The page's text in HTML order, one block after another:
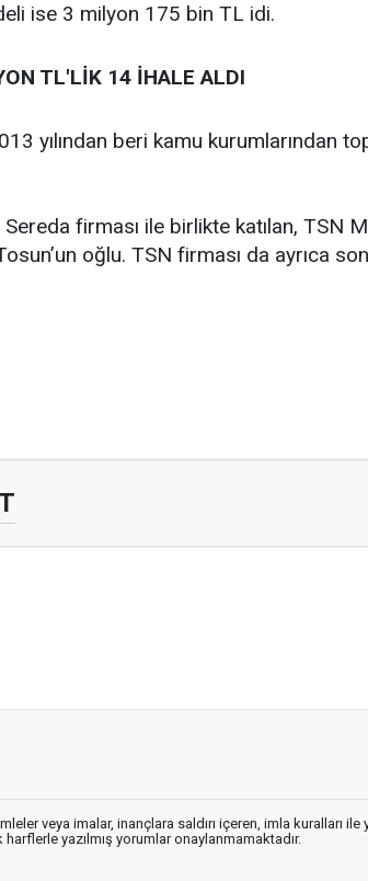
ise 3 milyon 175 bin TL idi.
TL'LİK 14 İHALE ALDI
yılından beri kamu
firması ile birlikte katılan, TSN
oğlu. TSN firması da ayrıca
veya imalar, inançlara saldırı içeren, imla kuralları ile
yazılmış yorumlar onaylanmamaktadır.